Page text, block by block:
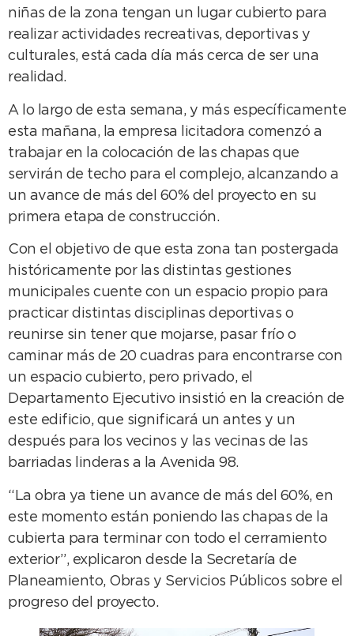
niñas de la zona tengan un lugar cubierto para
realizar actividades recreativas, deportivas y
culturales, está cada día más cerca de ser una
realidad.
A lo largo de esta semana, y más específicamente
esta mañana, la empresa licitadora comenzó a
trabajar en la colocación de las chapas que
servirán de techo para el complejo, alcanzando a
un avance de más del 60% del proyecto en su
primera etapa de construcción.
Con el objetivo de que esta zona tan postergada
históricamente por las distintas gestiones
municipales cuente con un espacio propio para
practicar distintas disciplinas deportivas o
reunirse sin tener que mojarse, pasar frío o
caminar más de 20 cuadras para encontrarse con
un espacio cubierto, pero privado, el
Departamento Ejecutivo insistió en la creación de
este edificio, que significará un antes y un
después para los vecinos y las vecinas de las
barriadas linderas a la Avenida 98.
“La obra ya tiene un avance de más del 60%, en
este momento están poniendo las chapas de la
cubierta para terminar con todo el cerramiento
exterior”, explicaron desde la Secretaría de
Planeamiento, Obras y Servicios Públicos sobre el
progreso del proyecto.